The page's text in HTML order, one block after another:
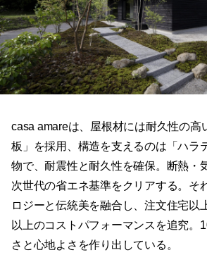
casa amareは、屋根材には耐久性の高
板」を採用、構造を支えるのは「ハラ
物で、耐震性と耐久性を確保。断熱・
次世代の省エネ基準をクリアする。そ
ロジーと伝統美を融合し、注文住宅以
以上のコストパフォーマンスを追究。
さと心地よさを作り出している。